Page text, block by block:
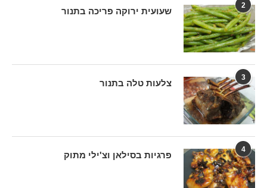
2
שעועית ירוקה פריכה בתנור
3
צלעות טלה בתנור
4
פרגיות בסילאן וצ'ילי מתוק